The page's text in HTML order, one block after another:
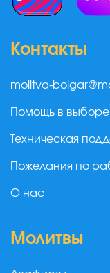
Контакты
molitva-
Помощь в
Техническая
Пожелания по
О нас
Молитвы